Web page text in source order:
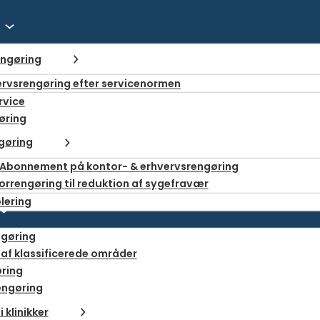
efter servicenormen
på kontor- & erhvervsrengøring
til reduktion af sygefravær
klassificerede områder
klinikker
Kontakt